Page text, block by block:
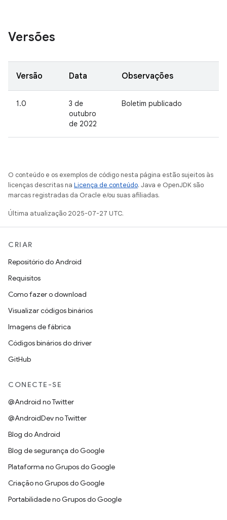
Versões
Versão Data Observações
1.0
3 de
outubro
de 2022
Boletim publicado
O conteúdo e os exemplos de código nesta página estão sujeitos às
licenças descritas na Licença de conteúdo. Java e OpenJDK são
marcas registradas da Oracle e/ou suas afiliadas.
Última atualização 2025-07-27 UTC.
CRIAR
Repositório do Android
Requisitos
Como fazer o download
Visualizar códigos binários
Imagens de fábrica
Códigos binários do driver
GitHub
CONECTE-SE
@Android no Twitter
@AndroidDev no Twitter
Blog do Android
Blog de segurança do Google
Plataforma no Grupos do Google
Criação no Grupos do Google
Portabilidade no Grupos do Google